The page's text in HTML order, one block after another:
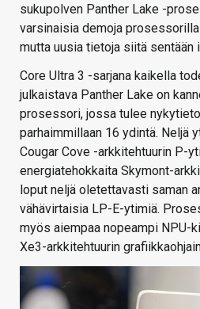
sukupolven Panther Lake -
varsinaisia demoja
mutta uusia tietoja siitä sentään
Core Ultra 3 -sarjana kaikella
julkaistava Panther Lake on
prosessori, jossa tulee
parhaimmillaan 16 ydintä. Neljä
Cougar Cove -arkkitehtuurin P-
energiatehokkaita Skymont-
loput neljä oletettavasti saman
vähävirtaisia LP-E-ytimiä.
myös aiempaa nopeampi NPU-
Xe3-arkkitehtuurin